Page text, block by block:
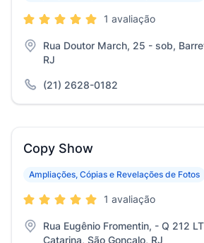
1 avaliação
Rua Doutor March, 25 - sob,
RJ
(21) 2628-0182
Copy Show
Ampliações, Cópias e Revelações de Fotos
1 avaliação
Rua Eugênio Fromentin, - Q 212
Catarina, São Gonçalo, RJ